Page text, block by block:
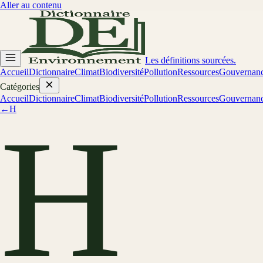
Aller au contenu
Les définitions sourcées.
AccueilDictionnaireClimatBiodiversitéPollutionRessources
Catégories
AccueilDictionnaireClimatBiodiversitéPollutionRessources
←H
H